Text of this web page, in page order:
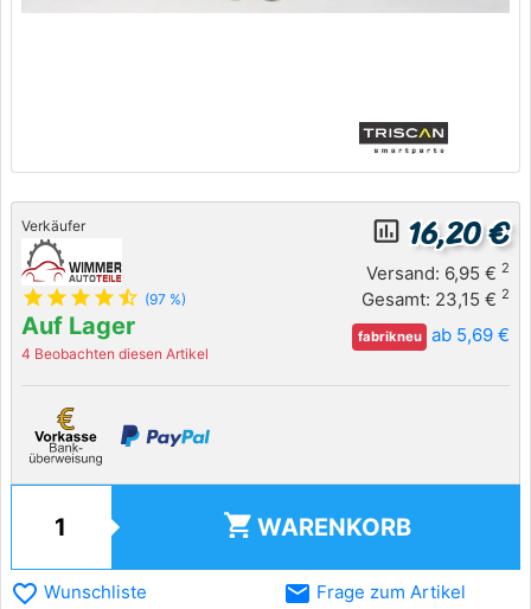
Verkäufer
star star star star star_half (97 %)
Auf Lager
4 Beobachten diesen Artikel
insert_chart_outlined 16,20 €
Versand: 6,95 € 2
Gesamt: 23,15 € 2
fabrikneu ab 5,69 €
shopping_cart WARENKORB
favorite_border Wunschliste email Frage zum Artikel